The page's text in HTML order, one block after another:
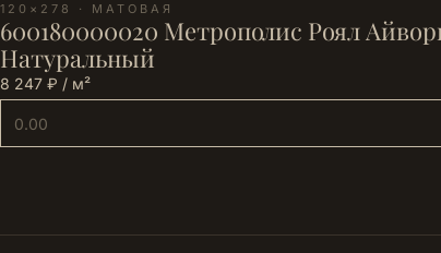
120×278 · МАТОВАЯ
600180000020 Метрополис Роял
Натуральный
8 247 ₽ / м²